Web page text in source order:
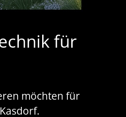
für
möchten für